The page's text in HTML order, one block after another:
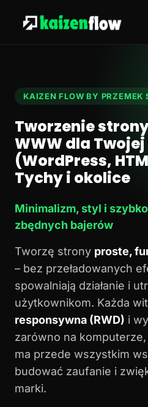
KAIZEN FLOW BY PRZEMEK
Tworzenie
WWW dla
(WordPress,
Tychy i okolice
Minimalizm, styl i
zbędnych bajerów
Tworzę strony proste,
– bez przeładowanych
spowalniają działanie i
użytkownikom. Każda
responsywna (RWD) i
zarówno na
ma przede wszystkim
budować zaufanie i
marki.